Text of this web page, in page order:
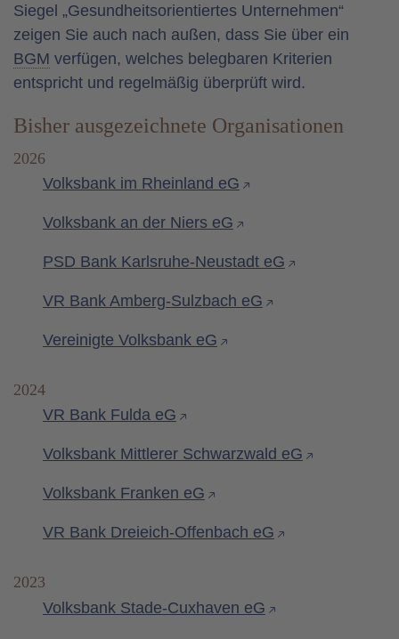
Siegel „Gesundheitsorientiertes Unternehmen“
zeigen Sie auch nach außen, dass Sie über ein
BGM verfügen, welches belegbaren Kriterien
entspricht und regelmäßig überprüft wird.
Bisher ausgezeichnete Organisationen
2026
Volksbank im Rheinland eG
Volksbank an der Niers eG
PSD Bank Karlsruhe-Neustadt eG
VR Bank Amberg-Sulzbach eG
Vereinigte Volksbank eG
2024
VR Bank Fulda eG
Volksbank Mittlerer Schwarzwald eG
Volksbank Franken eG
VR Bank Dreieich-Offenbach eG
2023
Volksbank Stade-Cuxhaven eG